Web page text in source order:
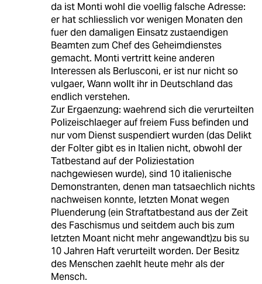
da ist Monti wohl die voellig falsche Adresse:
er hat schliesslich vor wenigen Monaten den
fuer den damaligen Einsatz zustaendigen
Beamten zum Chef des Geheimdienstes
gemacht. Monti vertritt keine anderen
Interessen als Berlusconi, er ist nur nicht so
vulgaer, Wann wollt ihr in Deutschland das
endlich verstehen.
Zur Ergaenzung: waehrend sich die verurteilten
Polizeischlaeger auf freiem Fuss befinden und
nur vom Dienst suspendiert wurden (das Delikt
der Folter gibt es in Italien nicht, obwohl der
Tatbestand auf der Poliziestation
nachgewiesen wurde), sind 10 italienische
Demonstranten, denen man tatsaechlich nichts
nachweisen konnte, letzten Monat wegen
Pluenderung (ein Straftatbestand aus der Zeit
des Faschismus und seitdem auch bis zum
letzten Moant nicht mehr angewandt)zu bis su
10 Jahren Haft verurteilt worden. Der Besitz
des Menschen zaehlt heute mehr als der
Mensch.